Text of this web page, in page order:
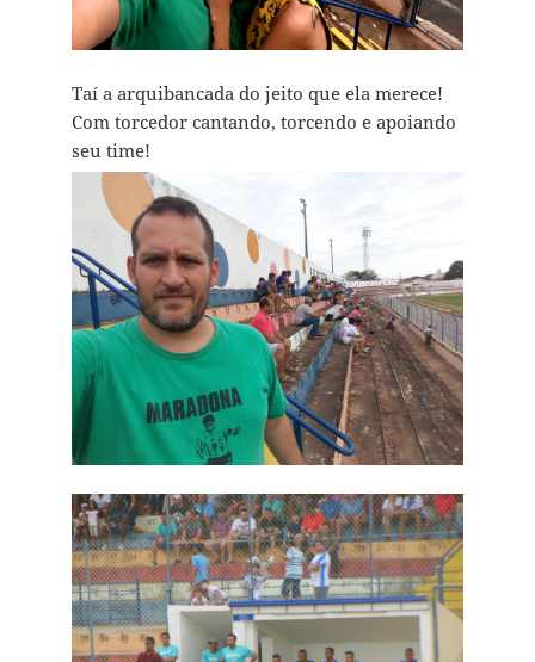
Taí a arquibancada do jeito que ela merece!
Com torcedor cantando, torcendo e apoiando
seu time!